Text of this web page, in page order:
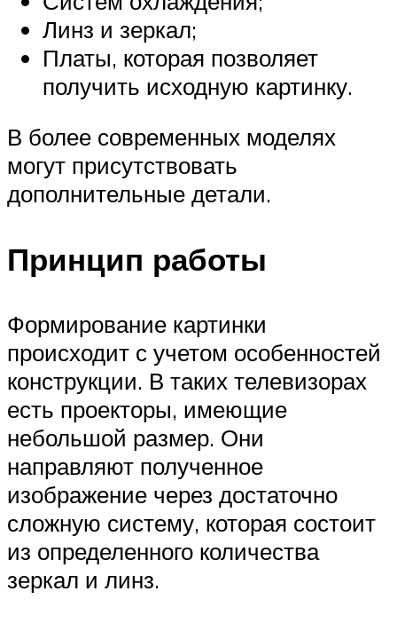
Линз и зеркал;
Платы, которая позволяет
получить исходную картинку.
В более современных моделях
могут присутствовать
дополнительные детали.
Принцип работы
Формирование картинки
происходит с учетом особенностей
конструкции. В таких телевизорах
есть проекторы, имеющие
небольшой размер. Они
направляют полученное
изображение через достаточно
сложную систему, которая состоит
из определенного количества
зеркал и линз.